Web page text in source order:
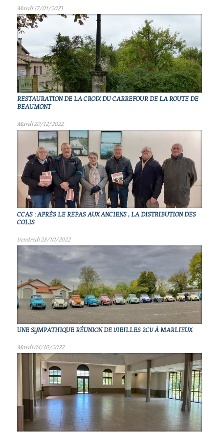
Mardi 17/01/2023
RESTAURATION DE LA CROIX DU CARREFOUR DE LA ROUTE DE
BEAUMONT
Mardi 20/12/2022
CCAS : APRÈS LE REPAS AUX ANCIENS , LA DISTRIBUTION DES
COLIS
Vendredi 28/10/2022
UNE SYMPATHIQUE RÉUNION DE VIEILLES 2CV À MARLIEUX
Mardi 04/10/2022